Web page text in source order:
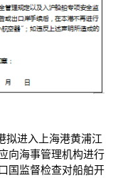
拟进入上海港黄浦江
向海事管理机构进行
国监督检查对船舶开